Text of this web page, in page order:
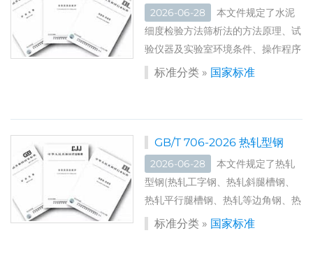
强塑料密度大于1000kg/m3...
2026-06-28
本文件规定了水泥
细度检验方法筛析法的方法原理、试
验仪器及实验室环境条件、操作程序
和结果计算及处理。 本文件用于水
其中负压筛析法为基准法,水筛法为
代用法,当结果有争议时,以负压筛析
法为准。 标准编号：GB/T...
标准分类 » 国家标准
GB/T 706-2026 热轧型钢
2026-06-28
本文件规定了热轧
型钢(热轧工字钢、热轧斜腿槽钢、
热轧平行腿槽钢、热轧等边角钢、热
轧不等边角钢)的订货内容、尺寸、
标准分类 » 国家标准